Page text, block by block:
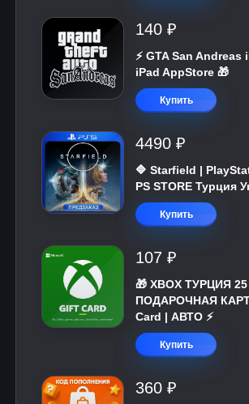
140 ₽
⚡️ GTA San
iPad AppStore 🎁
Купить
4490 ₽
🔷 Starfield |
PS STORE Турция
Купить
107 ₽
🎁 XBOX ТУРЦИЯ 25
ПОДАРОЧНАЯ
Card | АВТО ⚡
Купить
360 ₽